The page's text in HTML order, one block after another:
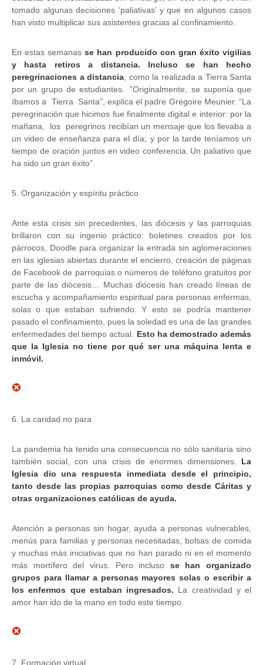
tomado algunas decisiones ‘paliativas’ y que en algunos casos
han visto multiplicar sus asistentes gracias al confinamiento.
En estas semanas se han producido con gran éxito vigilias
y hasta retiros a distancia. Incluso se han hecho
peregrinaciones a distancia , como la realizada a Tierra Santa
por un grupo de estudiantes. ”Originalmente, se suponía que
íbamos a Tierra Santa", explica el padre Grégoire Meunier. “La
peregrinación que hicimos fue finalmente digital e interior: por la
mañana, los peregrinos recibían un mensaje que los llevaba a
un video de enseñanza para el día; y por la tarde teníamos un
tiempo de oración juntos en video conferencia. Un paliativo que
ha sido un gran éxito”.
5. Organización y espíritu práctico
Ante esta crisis sin precedentes, las diócesis y las parroquias
brillaron con su ingenio práctico: boletines creados por los
párrocos, Doodle para organizar la entrada sin aglomeraciones
en las iglesias abiertas durante el encierro, creación de páginas
de Facebook de parroquias o números de teléfono gratuitos por
parte de las diócesis… Muchas diócesis han creado líneas de
escucha y acompañamiento espiritual para personas enfermas,
solas o que estaban sufriendo. Y esto se podría mantener
pasado el confinamiento, pues la soledad es una de las grandes
enfermedades del tiempo actual. Esto ha demostrado además
que la Iglesia no tiene por qué ser una máquina lenta e
inmóvil.
6. La caridad no para
La pandemia ha tenido una consecuencia no sólo sanitaria sino
también social, con una crisis de enormes dimensiones.
La
Iglesia dio una respuesta inmediata desde el principio,
tanto desde las propias parroquias como desde Cáritas y
otras organizaciones católicas de ayuda.
Atención a personas sin hogar, ayuda a personas vulnerables,
menús para familias y personas necesitadas, bolsas de comida
y muchas más iniciativas que no han parado ni en el momento
más mortífero del virus. Pero incluso se han organizado
grupos para llamar a personas mayores solas o escribir a
los enfermos que estaban ingresados. La creatividad y el
amor han ido de la mano en todo este tiempo.
7. Formación virtual